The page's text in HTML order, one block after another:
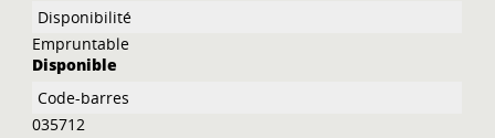
Empruntable
Disponible
035712